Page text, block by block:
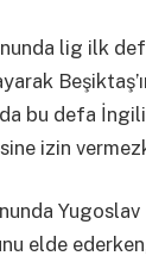
lig ilk
bu defa
izin
elde